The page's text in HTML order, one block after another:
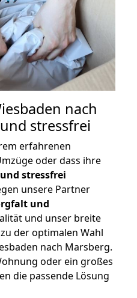
nach
stressfrei
erfahrenen
oder dass ihre
stressfrei
unsere Partner
und
und unser breite
der optimalen Wahl
nach Marsberg.
oder ein großes
die passende Lösung